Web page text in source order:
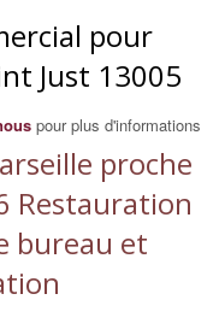
pour
Just 13005
pour plus d'informations
proche
Restauration
bureau et